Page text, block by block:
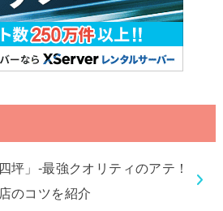
坪」-最強クオリティのアテ！
のコツを紹介